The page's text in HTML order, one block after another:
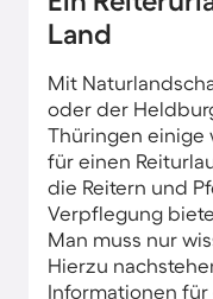
Land
Mit
oder der
Thüringen einige
für einen
die Reitern und
Verpflegung
Man muss nur
Hierzu
Informationen